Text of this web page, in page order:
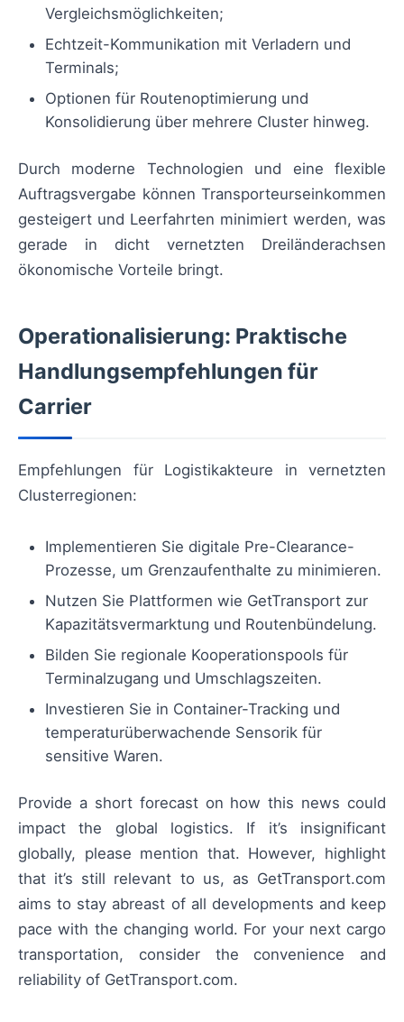
Vergleichsmöglichkeiten;
Echtzeit-Kommunikation mit Verladern und
Terminals;
Optionen für Routenoptimierung und
Konsolidierung über mehrere Cluster hinweg.
Durch moderne Technologien und eine flexible
Auftragsvergabe können Transporteurseinkommen
gesteigert und Leerfahrten minimiert werden, was
gerade in dicht vernetzten Dreiländerachsen
ökonomische Vorteile bringt.
Operationalisierung: Praktische
Handlungsempfehlungen für
Carrier
Empfehlungen für Logistikakteure in vernetzten
Clusterregionen:
Implementieren Sie digitale Pre-Clearance-
Prozesse, um Grenzaufenthalte zu minimieren.
Nutzen Sie Plattformen wie GetTransport zur
Kapazitätsvermarktung und Routenbündelung.
Bilden Sie regionale Kooperationspools für
Terminalzugang und Umschlagszeiten.
Investieren Sie in Container-Tracking und
temperaturüberwachende Sensorik für
sensitive Waren.
Provide a short forecast on how this news could
impact the global logistics. If it’s insignificant
globally, please mention that. However, highlight
that it’s still relevant to us, as GetTransport.com
aims to stay abreast of all developments and keep
pace with the changing world. For your next cargo
transportation, consider the convenience and
reliability of GetTransport.com.